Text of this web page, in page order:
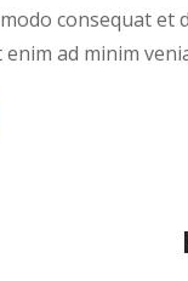
consequat et
ad minim